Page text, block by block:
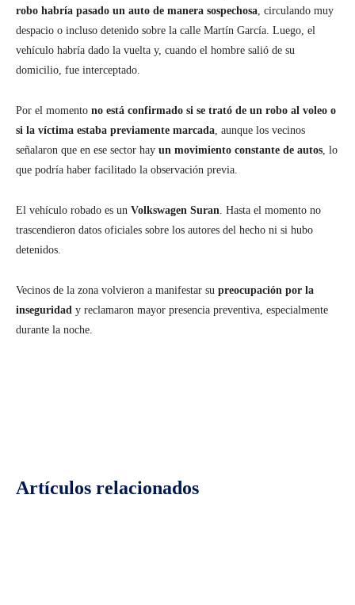
robo habría pasado un auto de manera sospechosa , circulando muy
despacio o incluso detenido sobre la calle Martín García. Luego, el
vehículo habría dado la vuelta y, cuando el hombre salió de su
domicilio, fue interceptado.
Por el momento no está confirmado si se trató de un robo al voleo o
si la víctima estaba previamente marcada , aunque los vecinos
señalaron que en ese sector hay un movimiento constante de autos , lo
que podría haber facilitado la observación previa.
El vehículo robado es un Volkswagen Suran . Hasta el momento no
trascendieron datos oficiales sobre los autores del hecho ni si hubo
detenidos.
Vecinos de la zona volvieron a manifestar su preocupación por la
inseguridad y reclamaron mayor presencia preventiva, especialmente
durante la noche.
Artículos relacionados